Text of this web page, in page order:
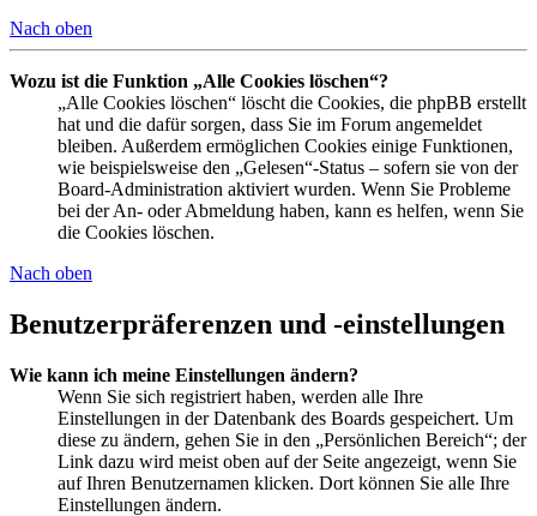
Nach oben
Wozu ist die Funktion „Alle Cookies löschen“?
„Alle Cookies löschen“ löscht die Cookies, die phpBB erstellt
hat und die dafür sorgen, dass Sie im Forum angemeldet
bleiben. Außerdem ermöglichen Cookies einige Funktionen,
wie beispielsweise den „Gelesen“-Status – sofern sie von der
Board-Administration aktiviert wurden. Wenn Sie Probleme
bei der An- oder Abmeldung haben, kann es helfen, wenn Sie
die Cookies löschen.
Nach oben
Benutzerpräferenzen und -einstellungen
Wie kann ich meine Einstellungen ändern?
Wenn Sie sich registriert haben, werden alle Ihre
Einstellungen in der Datenbank des Boards gespeichert. Um
diese zu ändern, gehen Sie in den „Persönlichen Bereich“; der
Link dazu wird meist oben auf der Seite angezeigt, wenn Sie
auf Ihren Benutzernamen klicken. Dort können Sie alle Ihre
Einstellungen ändern.